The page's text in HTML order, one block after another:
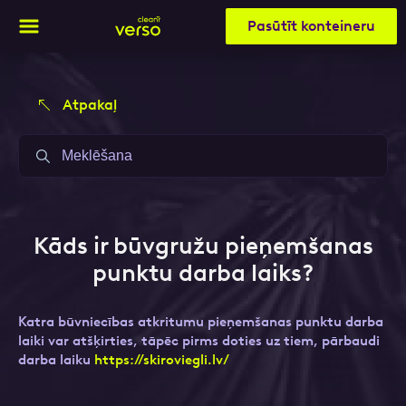
Pasūtīt konteineru
Atpakaļ
Kāds ir būvgružu pieņemšanas
punktu darba laiks?
Katra būvniecības atkritumu pieņemšanas punktu darba
laiki var atšķirties, tāpēc pirms doties uz tiem, pārbaudi
darba laiku https://skiroviegli.lv/
Aizpildi pieteikuma formu un mēs ar tevi
sazināsimies
Aizpildi pieteikuma formu un mēs ar tevi
sazināsimies